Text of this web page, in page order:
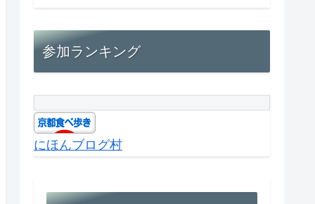
参加ランキング
にほんブログ村